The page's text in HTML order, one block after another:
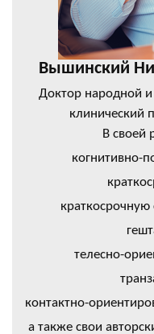
Вышинский
Доктор народной
клинический
В своей
когнитивно-
краткосрочную
телесно-
контактно-
а также свои